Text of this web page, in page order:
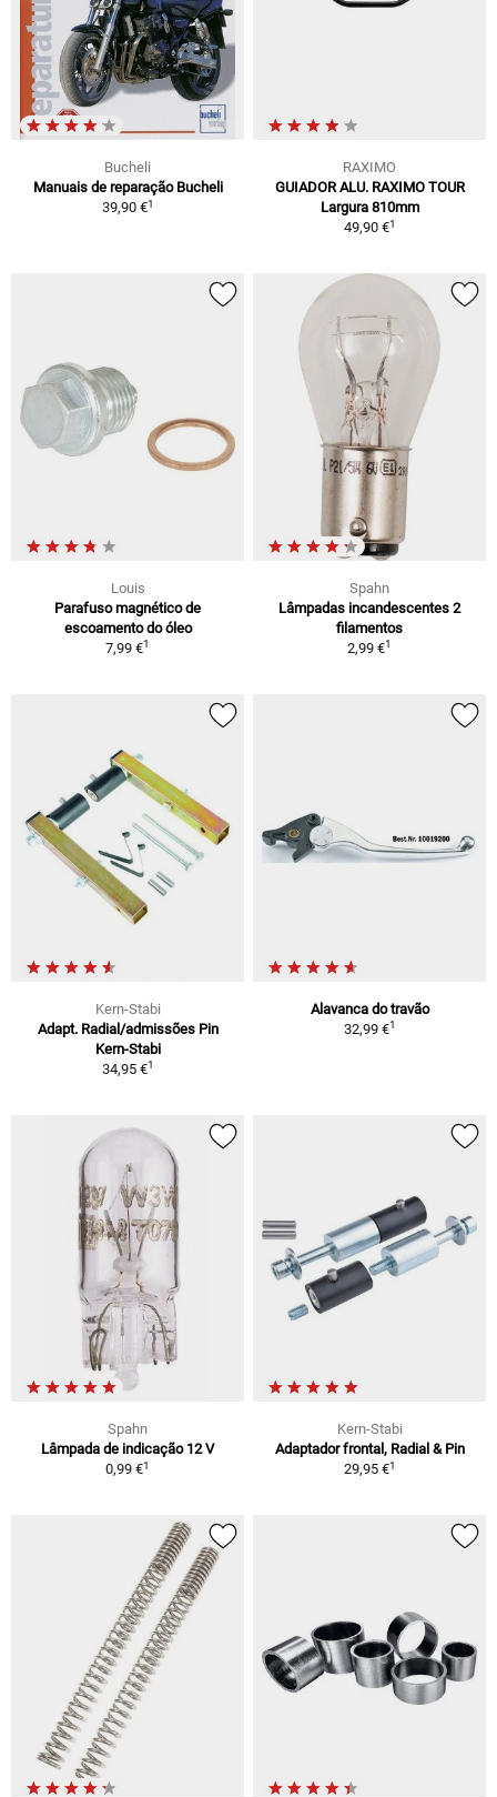
Bucheli
Manuais de reparação Bucheli
39,90 €1
RAXIMO
GUIADOR ALU. RAXIMO TOUR
Largura 810mm
49,90 €1
Louis
Parafuso magnético de
escoamento do óleo
7,99 €1
Spahn
Lâmpadas incandescentes 2
filamentos
2,99 €1
Kern-Stabi
Adapt. Radial/admissões Pin
Kern-Stabi
34,95 €1
Alavanca do travão
32,99 €1
Spahn
Lâmpada de indicação 12 V
0,99 €1
Kern-Stabi
Adaptador frontal, Radial & Pin
29,95 €1